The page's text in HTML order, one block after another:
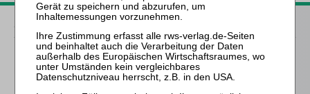
ZfIR – Zeitschrift für Immobilienrecht
3 Ausgaben als kostenfreies Probe-Aboinkl. 14 Tage
kostenfreie ZfIR-online-Nutzung